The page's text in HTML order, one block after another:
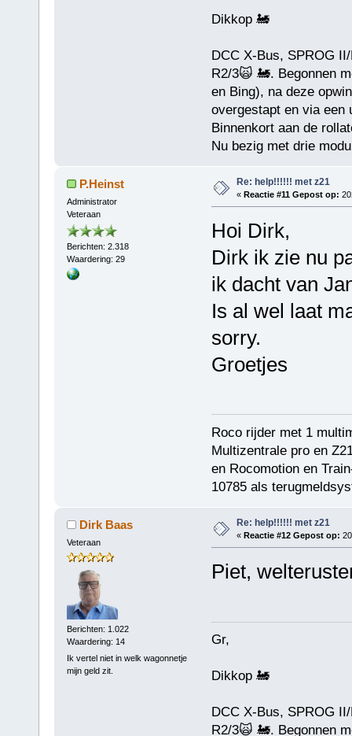
Dikkop 🚂
DCC X-Bus, SPROG
R2/3🙀 🚂. Begonnen
en Bing), na deze
overgestapt en via een
Binnenkort aan de
Nu bezig met drie
P.Heinst
Administrator
Veteraan
Berichten: 2.318
Waardering: 29
Re: help!!!!!! met z21
« Reactie #11 Gepost op:
Hoi Dirk,
Dirk ik zie nu
ik dacht van
Is al wel laat
sorry.
Groetjes
Roco rijder met 1
Multizentrale pro en
en Rocomotion en
10785 als
Dirk Baas
Veteraan
Berichten: 1.022
Waardering: 14
Ik vertel niet in welk wagonnetje
mijn geld zit.
Re: help!!!!!! met z21
« Reactie #12 Gepost op:
Piet,
Gr,
Dikkop 🚂
DCC X-Bus, SPROG
R2/3🙀 🚂. Begonnen